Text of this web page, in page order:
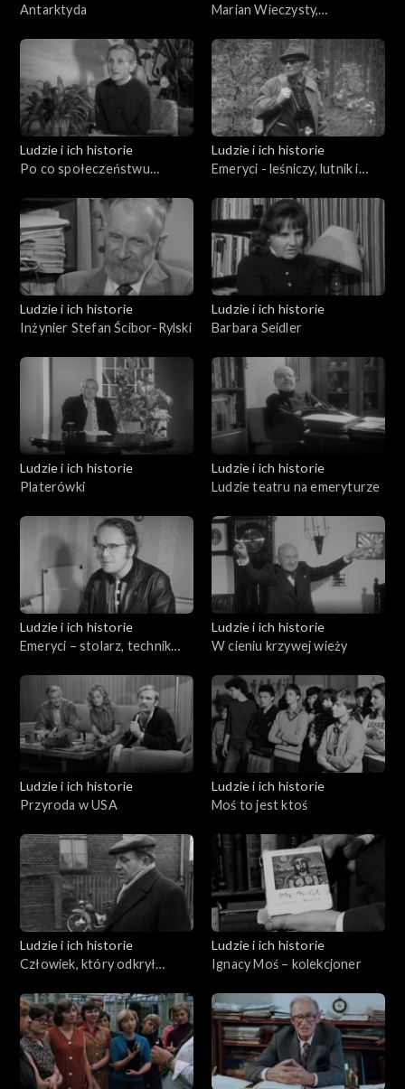
Antarktyda
Marian Wieczysty,
Andrzej Bolewski Orest
Lenczyk
Ludzie i ich historie
Po co społeczeństwu
Ludzie i ich historie
Emeryci - leśniczy, lutnik i
Ludzie i ich historie
Inżynier Stefan Ścibor-Rylski
Ludzie i ich historie
Barbara Seidler
Ludzie i ich historie
Platerówki
Ludzie i ich historie
Ludzie teatru na emeryturze
Ludzie i ich historie
Emeryci – stolarz, technik
Ludzie i ich historie
W cieniu krzywej wieży
Ludzie i ich historie
Przyroda w USA
Ludzie i ich historie
Moś to jest ktoś
Ludzie i ich historie
Człowiek, który odkrył
Ludzie i ich historie
Ignacy Moś – kolekcjoner